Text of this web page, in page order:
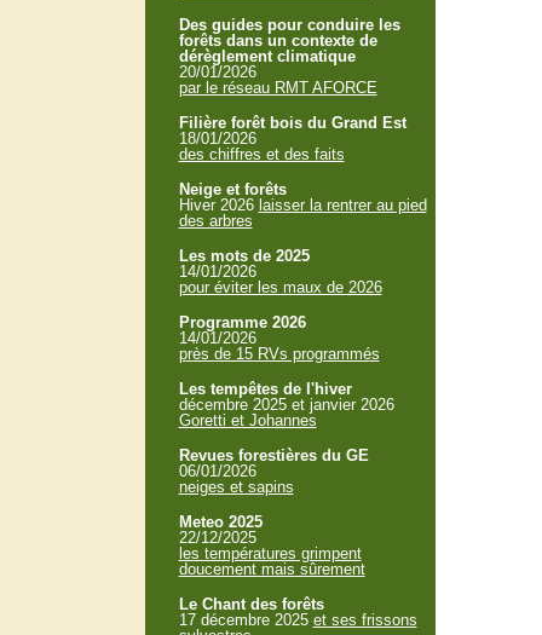
Des guides pour conduire les
forêts dans un contexte de
dérèglement climatique
20/01/2026
par le réseau RMT AFORCE
Filière forêt bois du Grand Est
18/01/2026
des chiffres et des faits
Neige et forêts
Hiver 2026 laisser la rentrer au pied
des arbres
Les mots de 2025
14/01/2026
pour éviter les maux de 2026
Programme 2026
14/01/2026
près de 15 RVs programmés
Les tempêtes de l'hiver
décembre 2025 et janvier 2026
Goretti et Johannes
Revues forestières du GE
06/01/2026
neiges et sapins
Meteo 2025
22/12/2025
les températures grimpent
doucement mais sûrement
Le Chant des forêts
17 décembre 2025 et ses frissons